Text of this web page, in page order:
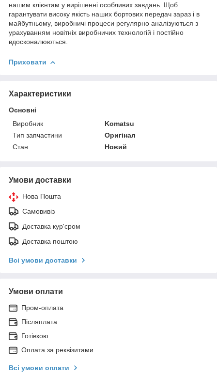
нашим клієнтам у вирішенні особливих завдань. Щоб
гарантувати високу якість наших бортових передач зараз і в
майбутньому, виробничі процеси регулярно аналізуються з
урахуванням новітніх виробничих технологій і постійно
вдосконалюються.
Приховати
Характеристики
Основні
Виробник
Komatsu
Тип запчастини
Оригінал
Стан
Новий
Умови доставки
Нова Пошта
Самовивіз
Доставка кур'єром
Доставка поштою
Всі умови доставки
Умови оплати
Пром-оплата
Післяплата
Готівкою
Оплата за реквізитами
Всі умови оплати